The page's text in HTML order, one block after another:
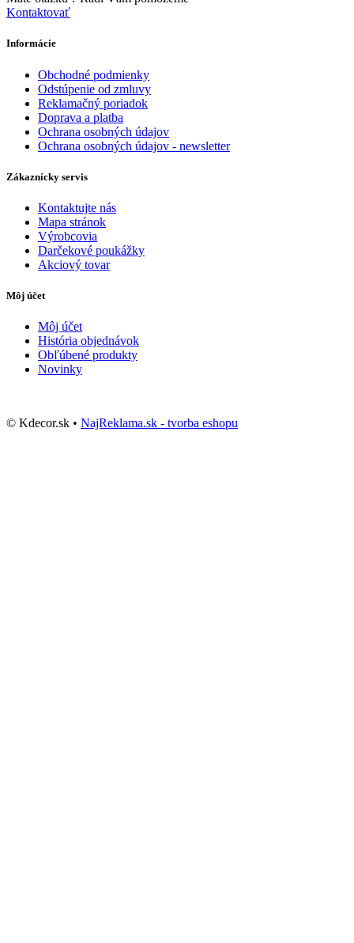
Kontaktovať
Informácie
Obchodné podmienky
Odstúpenie od zmluvy
Reklamačný poriadok
Doprava a platba
Ochrana osobných údajov
Ochrana osobných údajov - newsletter
Zákaznícky servis
Kontaktujte nás
Mapa stránok
Výrobcovia
Darčekové poukážky
Akciový tovar
Môj účet
Môj účet
História objednávok
Obľúbené produkty
Novinky
© Kdecor.sk • NajReklama.sk - tvorba eshopu